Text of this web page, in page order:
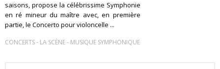
saisons, propose la célébrissime Symphonie
en ré mineur du maître avec, en première
partie, le Concerto pour violoncelle ...
CONCERTS- LA SCÈNE- MUSIQUE SYMPHONIQUE